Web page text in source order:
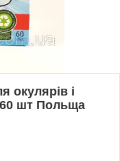
окулярів і
60 шт Польща